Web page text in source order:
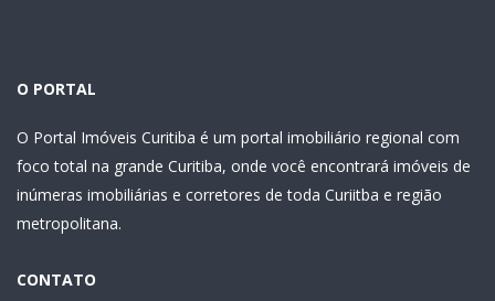
O PORTAL
O Portal Imóveis Curitiba é um portal imobiliário regional com
foco total na grande Curitiba, onde você encontrará imóveis de
inúmeras imobiliárias e corretores de toda Curiitba e região
metropolitana.
CONTATO